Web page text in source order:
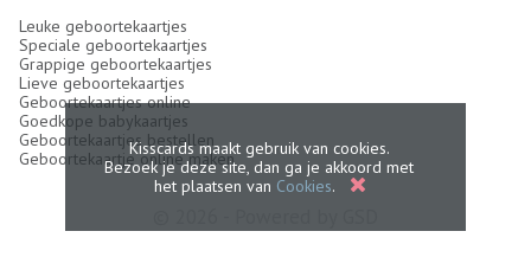
Leuke geboortekaartjes
Speciale geboortekaartjes
Grappige geboortekaartjes
Lieve geboortekaartjes
Geboortekaartjes online
Goedkope babykaartjes
Geboortekaartjes bestellen
Geboortekaartje online makenKisscards maakt gebruik van cookies.
Bezoek je deze site, dan ga je akkoord met
het plaatsen van Cookies.